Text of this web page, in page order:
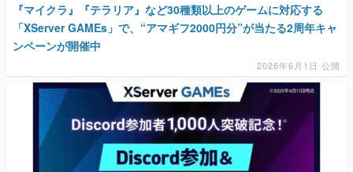
女性向け
アプリレビュー
その他
電ファミニコゲーマーとは？
運営：株式会社マレ
『マイクラ』『テラリア』など30種類以上のゲームに対応する
「XServer GAMEs」で、“アマギフ2000円分”が当たる2周年キャ
ンペーンが開催中
2026年6月1日 公開